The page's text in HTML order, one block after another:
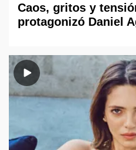
Caos, gritos y
protagonizó Daniel